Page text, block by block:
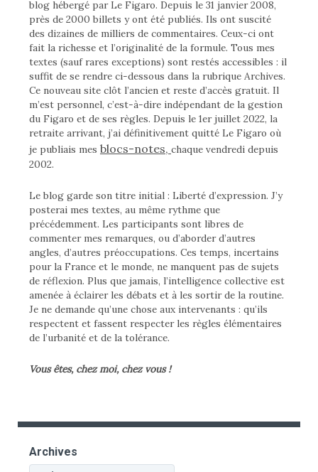
blog hébergé par Le Figaro. Depuis le 31 janvier 2008,
près de 2000 billets y ont été publiés. Ils ont suscité
des dizaines de milliers de commentaires. Ceux-ci ont
fait la richesse et l’originalité de la formule. Tous mes
textes (sauf rares exceptions) sont restés accessibles : il
suffit de se rendre ci-dessous dans la rubrique Archives.
Ce nouveau site clôt l’ancien et reste d’accès gratuit. Il
m’est personnel, c’est-à-dire indépendant de la gestion
du Figaro et de ses règles. Depuis le 1er juillet 2022, la
retraite arrivant, j’ai définitivement quitté Le Figaro où
je publiais mes blocs-notes, chaque vendredi depuis
2002.
Le blog garde son titre initial : Liberté d’expression. J’y
posterai mes textes, au même rythme que
précédemment. Les participants sont libres de
commenter mes remarques, ou d’aborder d’autres
angles, d’autres préoccupations. Ces temps, incertains
pour la France et le monde, ne manquent pas de sujets
de réflexion. Plus que jamais, l’intelligence collective est
amenée à éclairer les débats et à les sortir de la routine.
Je ne demande qu’une chose aux intervenants : qu’ils
respectent et fassent respecter les règles élémentaires
de l’urbanité et de la tolérance.
Vous êtes, chez moi, chez vous !
Archives